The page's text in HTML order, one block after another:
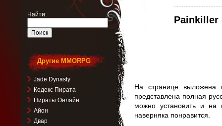
Painkiller
На странице выложена
представлена полная
можно установить и на
наверняка понравится.
Найти:
Другие MMORPG
Jade Dynasty
Кодекс Пирата
Пираты Онлайн
Айон
Двар